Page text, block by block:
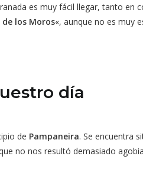
es muy fácil llegar, tanto en
los Moros«, aunque no es muy
día
de Pampaneira. Se encuentra
no nos resultó demasiado